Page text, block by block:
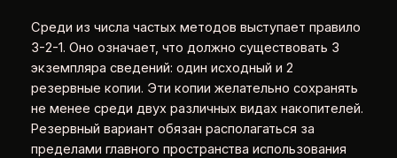
Среди из числа частых методов выступает правило
3-2-1. Оно означает, что должно существовать 3
экземпляра сведений: один исходный и 2
резервные копии. Эти копии желательно сохранять
не менее среди двух различных видах накопителей.
Резервный вариант обязан располагаться за
пределами главного пространства использования